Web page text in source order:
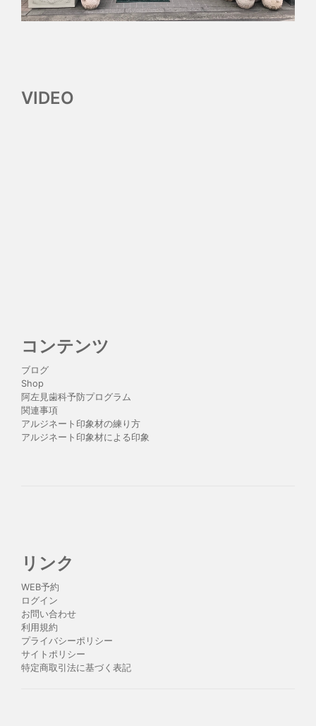
VIDEO
コンテンツ
ブログ
Shop
阿左見歯科予防プログラム
関連事項
アルジネート印象材の練り方
アルジネート印象材による印象
リンク
WEB予約
ログイン
お問い合わせ
利用規約
プライバシーポリシー
サイトポリシー
特定商取引法に基づく表記